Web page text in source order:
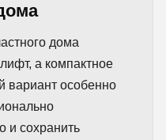
дома
а компактное
вариант особенно
и сохранить